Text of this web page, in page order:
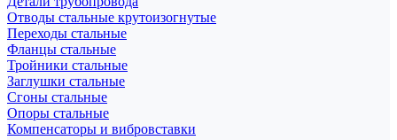
Отводы стальные крутоизогнутые
Переходы стальные
Фланцы стальные
Тройники стальные
Заглушки стальные
Сгоны стальные
Опоры стальные
Компенсаторы и вибровставки